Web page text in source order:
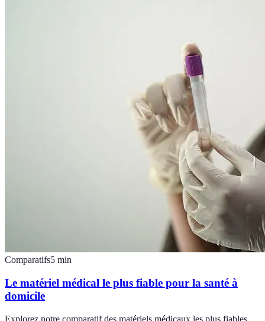
Comparatifs5 min
Le matériel médical le plus fiable pour la santé à
domicile
Explorez notre comparatif des matériels médicaux les plus fiables